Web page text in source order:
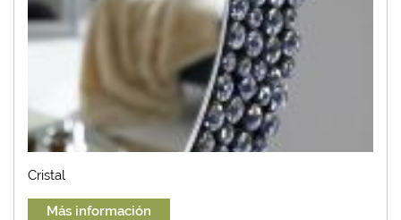
Cristal
Más información